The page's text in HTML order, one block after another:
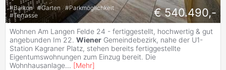
#Balkon #Garten #Parkmöglichkeit
#Terrasse € 540.490,-
Wohnen Am Langen Felde 24 - fertiggestellt, hochwertig & gut
angebunden Im 22. Wiener Gemeindebezirk, nahe der U1-
Station Kagraner Platz, stehen bereits fertiggestellte
Eigentumswohnungen zum Einzug bereit. Die
Wohnhausanlage... [Mehr]